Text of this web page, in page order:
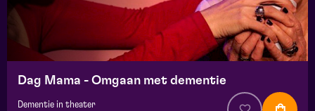
Dag Mama - Omgaan met dementie
Dementie in theater